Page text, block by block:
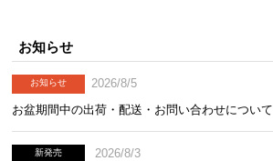
お知らせ
お知らせ
2026/8/5
お盆期間中の出荷・配送・お問い合わせについて
新発売
2026/8/3